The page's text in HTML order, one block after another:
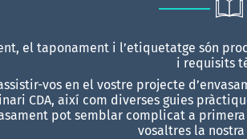
el taponament i l’etiquetatge són
i requisits
vos en el vostre projecte
CDA, així com diverses guies
pot semblar complicat a
vosaltres la